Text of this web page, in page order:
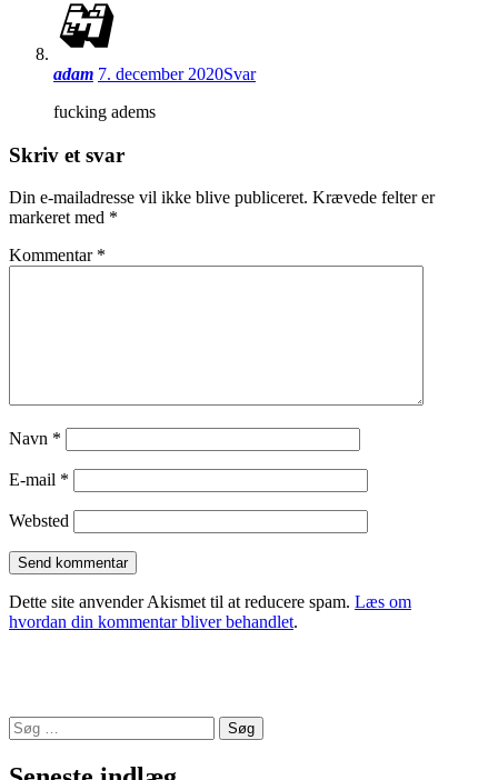
adam 7. december 2020Svar
fucking adems
Skriv et svar
Din e-mailadresse vil ikke blive publiceret. Krævede felter er
markeret med *
Kommentar *
Navn *
E-mail *
Websted
Dette site anvender Akismet til at reducere spam. Læs om
hvordan din kommentar bliver behandlet.
Søg
efter: